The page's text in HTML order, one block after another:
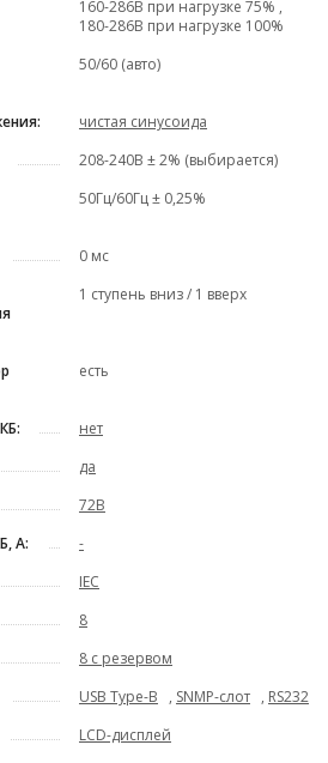
160-286В при нагрузке 75% ,
180-286В при нагрузке 100%
50/60 (авто)
чистая синусоида
208-240В ± 2% (выбирается)
50Гц/60Гц ± 0,25%
0 мс
1 ступень вниз / 1 вверх
есть
нет
да
72В
А:
-
IEC
8
8 с резервом
USB Type-B , SNMP-слот , RS232
LCD-дисплей